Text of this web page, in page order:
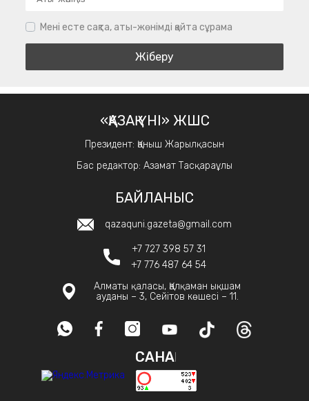
Мені есте сақта, аты-жөнімді қайта сұрама
«ҚАЗАҚ ҮНІ» ЖШС
Президент: Қаныш Жарылқасын
Бас редактор: Азамат Тасқараұлы
БАЙЛАНЫС
qazaquni.gazeta@gmail.com
+7 727 398 57 31
+7 776 487 64 54
Алматы қаласы, Қалқаман ықшам
ауданы – 3, Сейітов көшесі – 11.
САНАҚ